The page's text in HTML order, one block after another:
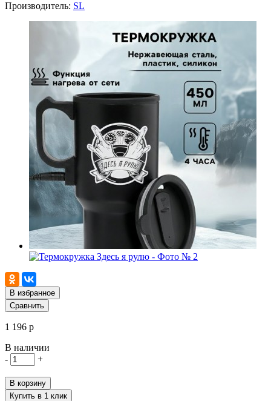
Производитель: SL
В избранное
Сравнить
1 196 р
В наличии
-
+
В корзину
Купить в 1 клик